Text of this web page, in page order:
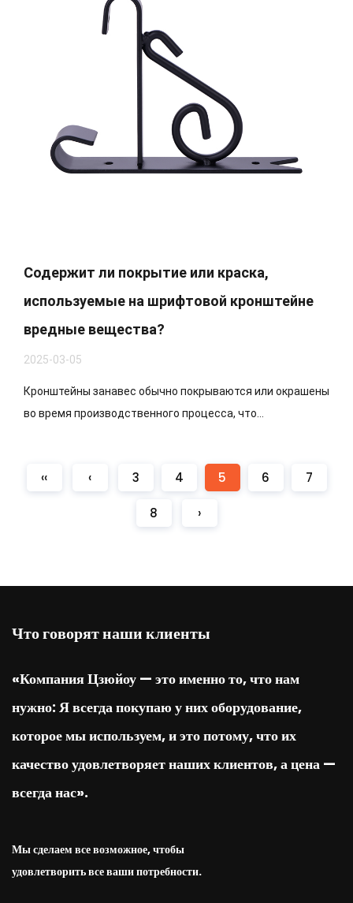
Содержит ли покрытие или краска,
используемые на шрифтовой кронштейне
вредные вещества?
2025-03-05
Кронштейны занавес обычно покрываются или окрашены
во время производственного процесса, что...
‹‹ ‹ 3 4 5 6 7
8 ›
Что говорят наши клиенты
«Компания Цзюйоу — это именно то, что нам
нужно: Я всегда покупаю у них оборудование,
которое мы используем, и это потому, что их
качество удовлетворяет наших клиентов, а цена —
всегда нас».
Мы сделаем все возможное, чтобы
удовлетворить все ваши потребности.